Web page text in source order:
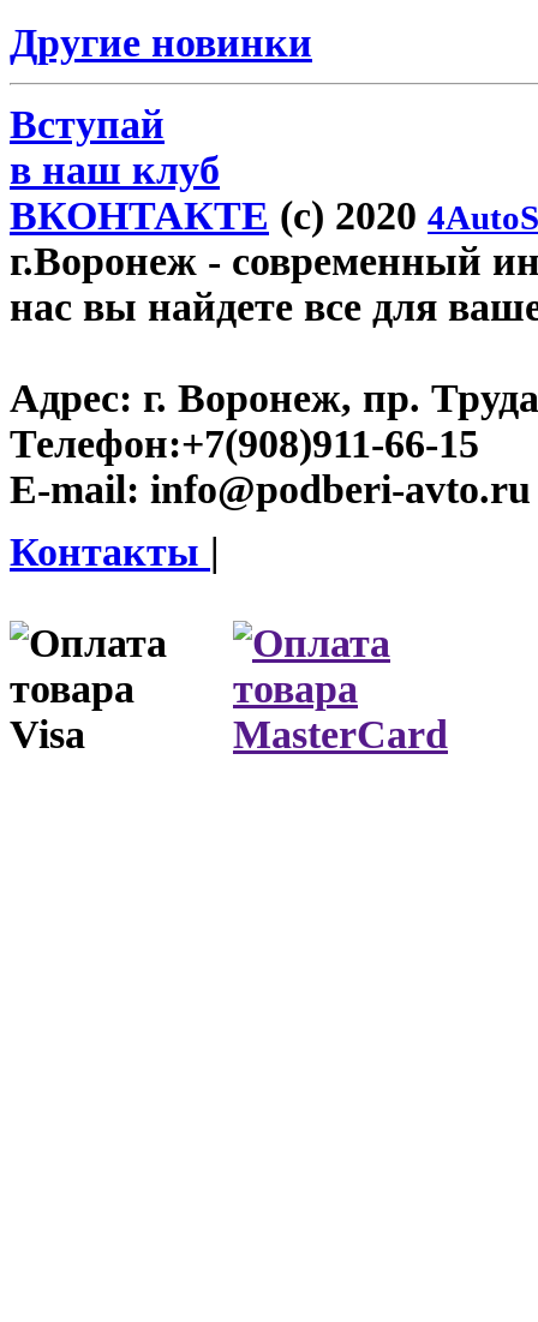
Другие новинки
Вступай
в наш клуб
ВКОНТАКТЕ (c) 2020
г.Воронеж - современный
нас вы найдете все для
Адрес: г. Воронеж, пр.
Телефон:+7(908)911-66-15
E-mail: info@podberi-avto.ru
Контакты |